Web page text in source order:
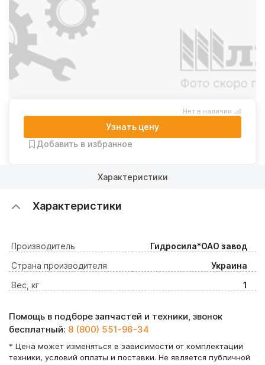
Нет в наличии
Узнать цену
Добавить в избранное
Характеристики
Характеристики
Производитель
Гидросила*ОАО завод
Страна производителя
Украина
Вес, кг
1
Помощь в подборе запчастей и техники, звонок
бесплатный: 8 (800) 551-96-34
* Цена может изменяться в зависимости от комплектации
техники, условий оплаты и поставки. Не является публичной